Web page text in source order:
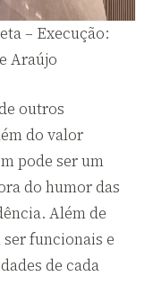
– Execução:
Araújo
outros
do valor
pode ser um
do humor das
Além de
funcionais e
de cada